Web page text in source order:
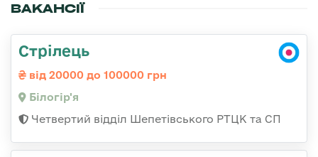
ВАКАНСІЇ
Стрілець
від 20000 до 100000 грн
Білогір'я
Четвертий відділ Шепетівського РТЦК та СП